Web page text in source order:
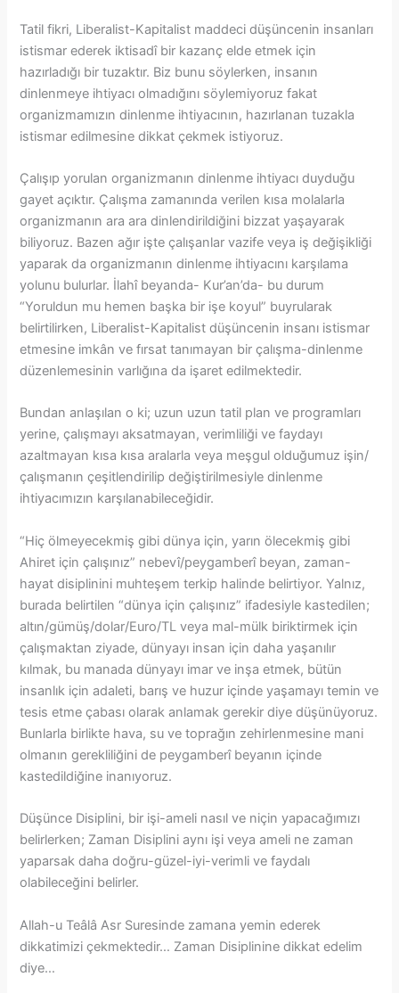
Tatil fikri, Liberalist-Kapitalist maddeci düşüncenin insanları
istismar ederek iktisadî bir kazanç elde etmek için
hazırladığı bir tuzaktır. Biz bunu söylerken, insanın
dinlenmeye ihtiyacı olmadığını söylemiyoruz fakat
organizmamızın dinlenme ihtiyacının, hazırlanan tuzakla
istismar edilmesine dikkat çekmek istiyoruz.
Çalışıp yorulan organizmanın dinlenme ihtiyacı duyduğu
gayet açıktır. Çalışma zamanında verilen kısa molalarla
organizmanın ara ara dinlendirildiğini bizzat yaşayarak
biliyoruz. Bazen ağır işte çalışanlar vazife veya iş değişikliği
yaparak da organizmanın dinlenme ihtiyacını karşılama
yolunu bulurlar. İlahî beyanda- Kur’an’da- bu durum
“Yoruldun mu hemen başka bir işe koyul” buyrularak
belirtilirken, Liberalist-Kapitalist düşüncenin insanı istismar
etmesine imkân ve fırsat tanımayan bir çalışma-dinlenme
düzenlemesinin varlığına da işaret edilmektedir.
Bundan anlaşılan o ki; uzun uzun tatil plan ve programları
yerine, çalışmayı aksatmayan, verimliliği ve faydayı
azaltmayan kısa kısa aralarla veya meşgul olduğumuz işin/
çalışmanın çeşitlendirilip değiştirilmesiyle dinlenme
ihtiyacımızın karşılanabileceğidir.
“Hiç ölmeyecekmiş gibi dünya için, yarın ölecekmiş gibi
Ahiret için çalışınız” nebevî/peygamberî beyan, zaman-
hayat disiplinini muhteşem terkip halinde belirtiyor. Yalnız,
burada belirtilen “dünya için çalışınız” ifadesiyle kastedilen;
altın/gümüş/dolar/Euro/TL veya mal-mülk biriktirmek için
çalışmaktan ziyade, dünyayı insan için daha yaşanılır
kılmak, bu manada dünyayı imar ve inşa etmek, bütün
insanlık için adaleti, barış ve huzur içinde yaşamayı temin ve
tesis etme çabası olarak anlamak gerekir diye düşünüyoruz.
Bunlarla birlikte hava, su ve toprağın zehirlenmesine mani
olmanın gerekliliğini de peygamberî beyanın içinde
kastedildiğine inanıyoruz.
Düşünce Disiplini, bir işi-ameli nasıl ve niçin yapacağımızı
belirlerken; Zaman Disiplini aynı işi veya ameli ne zaman
yaparsak daha doğru-güzel-iyi-verimli ve faydalı
olabileceğini belirler.
Allah-u Teâlâ Asr Suresinde zamana yemin ederek
dikkatimizi çekmektedir… Zaman Disiplinine dikkat edelim
diye…